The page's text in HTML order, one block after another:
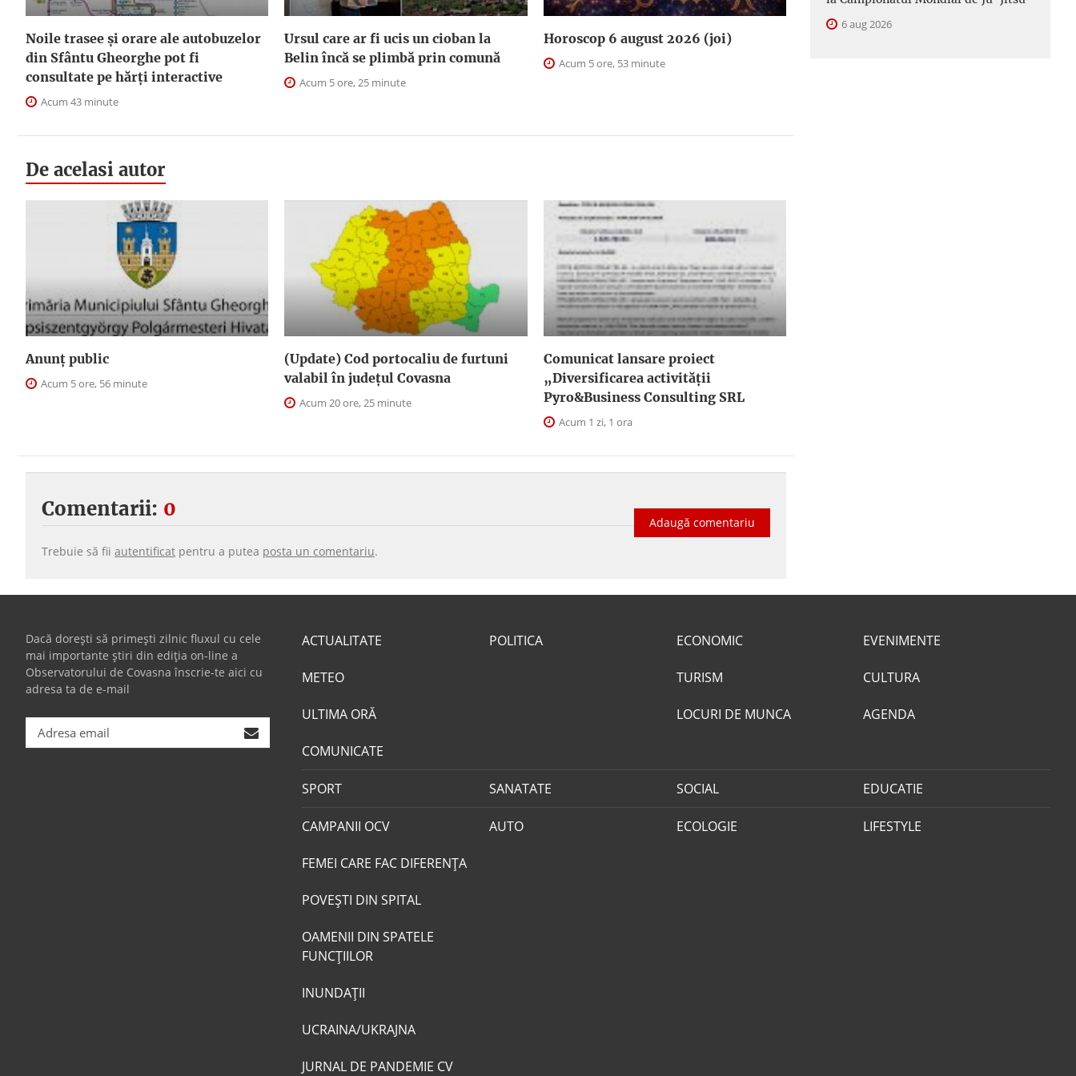
Noile trasee și orare ale autobuzelor
din Sfântu Gheorghe pot fi
consultate pe hărți interactive
Acum 43 minute
Ursul care ar fi ucis un cioban la
Belin încă se plimbă prin comună
Acum 5 ore, 25 minute
Horoscop 6 august 2026 (joi)
Acum 5 ore, 53 minute
De acelasi autor
Anunţ public
Acum 5 ore, 56 minute
(Update) Cod portocaliu de furtuni
valabil în judeţul Covasna
Acum 20 ore, 25 minute
Comunicat lansare proiect
„Diversificarea activității
Pyro&Business Consulting SRL
Acum 1 zi, 1 ora
Comentarii: 0
Adaugă comentariu
Trebuie să fii autentificat pentru a putea posta un comentariu.
6 aug 2026
Dacă dorești să primești zilnic fluxul cu cele
mai importante știri din ediția on-line a
Observatorului de Covasna înscrie-te aici cu
adresa ta de e-mail
ACTUALITATE
METEO
ULTIMA ORĂ
COMUNICATE
POLITICA ECONOMIC
TURISM
LOCURI DE MUNCA
EVENIMENTE
CULTURA
AGENDA
SPORT SANATATE SOCIAL EDUCATIE
CAMPANII OCV
FEMEI CARE FAC DIFERENȚA
POVEŞTI DIN SPITAL
OAMENII DIN SPATELE
FUNCŢIILOR
INUNDAŢII
UCRAINA/UKRAJNA
JURNAL DE PANDEMIE CV
AUTO ECOLOGIE LIFESTYLE